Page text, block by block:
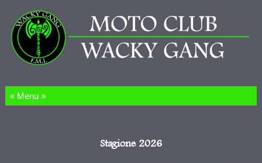
Salta al contenuto
Stagione 2026